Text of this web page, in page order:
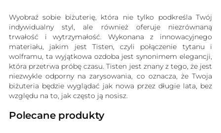
Wyobraź sobie biżuterię, która nie tylko podkreśla Twój
indywidualny styl, ale również oferuje niezrównaną
trwałość i wytrzymałość. Wykonana z innowacyjnego
materiału, jakim jest Tisten, czyli połączenie tytanu i
wolframu, ta wyjątkowa ozdoba jest synonimem elegancji,
która przetrwa próbę czasu. Tisten jest znany z tego, że jest
niezwykle odporny na zarysowania, co oznacza, że Twoja
biżuteria będzie wyglądać jak nowa przez długie lata, bez
względu na to, jak często ją nosisz.
Polecane produkty